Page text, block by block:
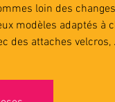
loin des
modèles adaptés à
des attaches velcros,